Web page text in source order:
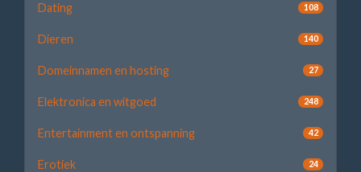
Dating 108
Dieren 140
Domeinnamen en hosting 27
Elektronica en witgoed 248
Entertainment en ontspanning 42
Erotiek 24